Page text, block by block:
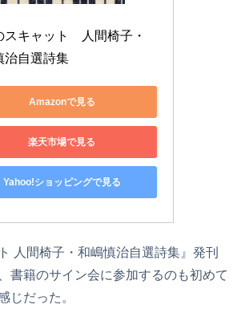
スキャット　人間椅子・
治自選詩集
Amazonで見る
楽天市場で見る
Yahoo!ショッピングで見る
人間椅子・和嶋慎治自選詩集』発刊
書籍のサイン会に参加するのも初めて
じだった。